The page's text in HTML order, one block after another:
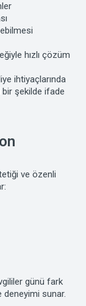
hızlı çözüm
ihtiyaçlarında
bir şekilde ifade
ve özenli
günü fark
sunar.